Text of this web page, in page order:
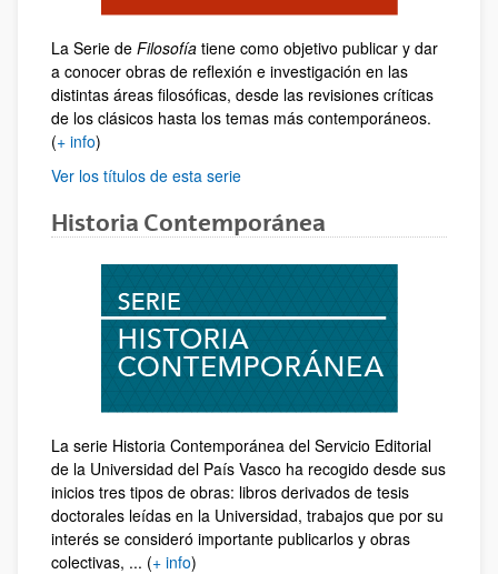
La Serie de Filosofía tiene como objetivo publicar y dar
a conocer obras de reflexión e investigación en las
distintas áreas filosóficas, desde las revisiones críticas
de los clásicos hasta los temas más contemporáneos.
(+ info)
Ver los títulos de esta serie
Historia Contemporánea
La serie Historia Contemporánea del Servicio Editorial
de la Universidad del País Vasco ha recogido desde sus
inicios tres tipos de obras: libros derivados de tesis
doctorales leídas en la Universidad, trabajos que por su
interés se consideró importante publicarlos y obras
colectivas, ... (+ info)